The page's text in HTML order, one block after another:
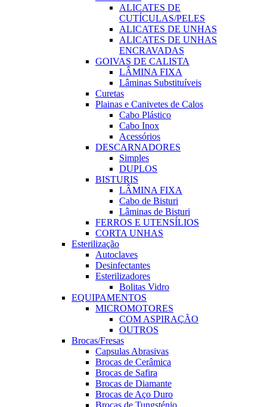
ALICATES DE
CUTÍCULAS/PELES
ALICATES DE UNHAS
ALICATES DE UNHAS
ENCRAVADAS
GOIVAS DE CALISTA
LÂMINA FIXA
Lâminas Substituíveis
Curetas
Plainas e Canivetes de Calos
Cabo Plástico
Cabo Inox
Acessórios
DESCARNADORES
Simples
DUPLOS
BISTURIS
LÂMINA FIXA
Cabo de Bisturi
Lâminas de Bisturi
FERROS E UTENSÍLIOS
CORTA UNHAS
Esterilização
Autoclaves
Desinfectantes
Esterilizadores
Bolitas Vidro
EQUIPAMENTOS
MICROMOTORES
COM ASPIRAÇÃO
OUTROS
Brocas/Fresas
Capsulas Abrasivas
Brocas de Cerâmica
Brocas de Safira
Brocas de Diamante
Brocas de Aço Duro
Brocas de Tungsténio